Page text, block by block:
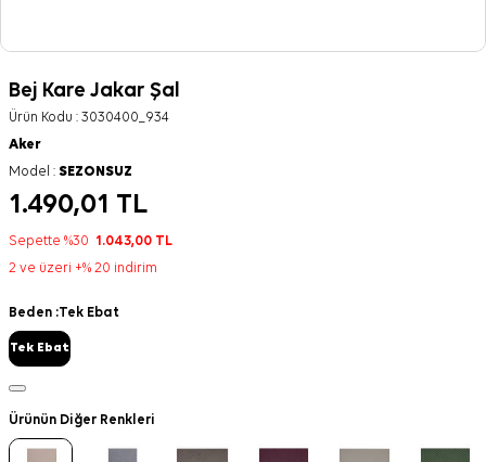
Bej Kare Jakar Şal
Ürün Kodu : 3030400_934
Aker
Model : SEZONSUZ
1.490,01 TL
Sepette %30 1.043,00 TL
2 ve üzeri +% 20 indirim
Beden :Tek Ebat
Tek Ebat
Ürünün Diğer Renkleri